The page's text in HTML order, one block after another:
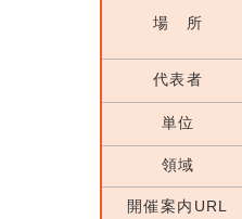
場 所
代表者
単位
領域
開催案内URL